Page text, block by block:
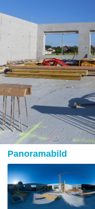
Panoramabild